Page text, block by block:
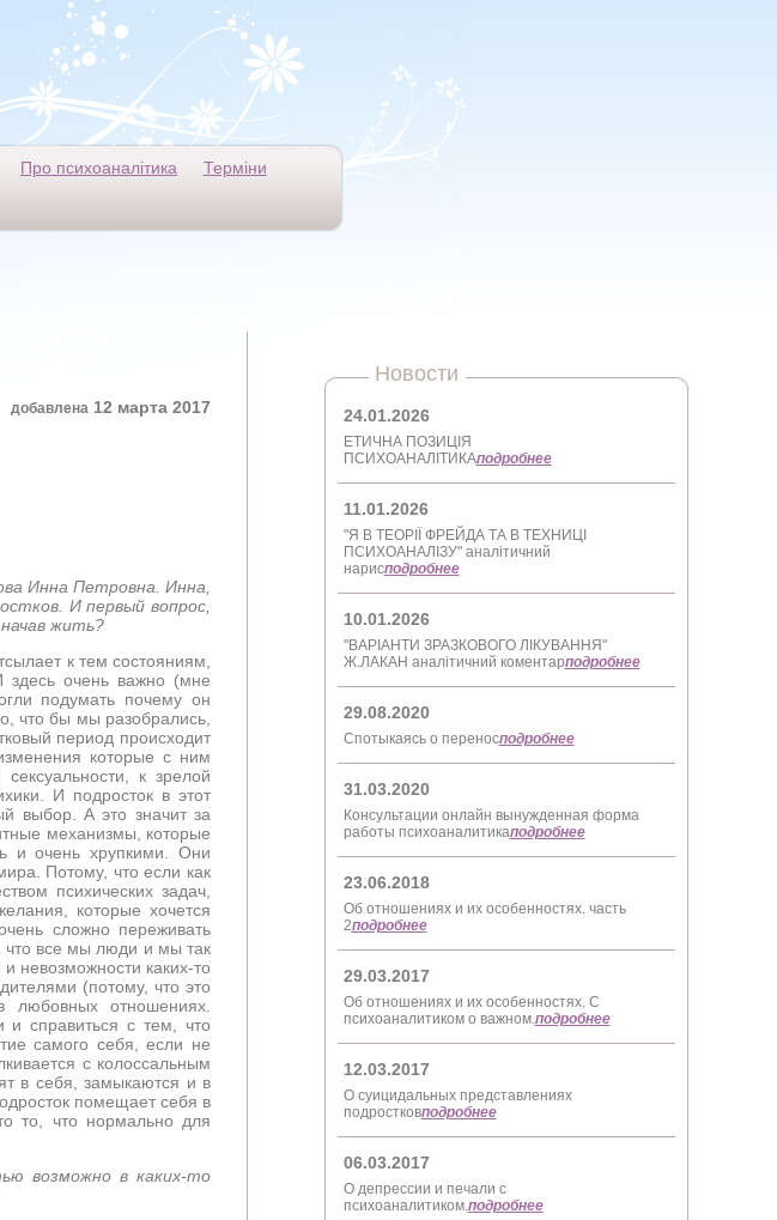
Про психоаналітика
Терміни
добавлена 12 марта 2017
Инна Петровна. Инна,
И первый вопрос,
жить?
к тем состояниям,
здесь очень важно (мне
подумать почему он
что бы мы разобрались,
период происходит
которые с ним
к зрелой
И подросток в этот
выбор. А это значит за
механизмы, которые
и очень хрупкими. Они
Потому, что если как
психических задач,
которые хочется
сложно переживать
что все мы люди и мы так
невозможности каких-то
(потому, что это
любовных отношениях.
и справиться с тем, что
самого себя, если не
с колоссальным
в себя, замыкаются и в
помещает себя в
то, что нормально для
возможно в каких-то
Новости
24.01.2026
ЕТИЧНА ПОЗИЦІЯ
ПСИХОАНАЛІТИКАподробнее
11.01.2026
"Я В ТЕОРІЇ ФРЕЙДА ТА В ТЕХНИЦІ
ПСИХОАНАЛІЗУ" аналітичний
нарисподробнее
10.01.2026
"ВАРІАНТИ ЗРАЗКОВОГО ЛІКУВАННЯ"
Ж.ЛАКАН аналітичний коментарподробнее
29.08.2020
Спотыкаясь о переносподробнее
31.03.2020
Консультации онлайн вынужденная форма
работы психоаналитикаподробнее
23.06.2018
Об отношениях и их особенностях. часть
2подробнее
29.03.2017
Об отношениях и их особенностях. С
психоаналитиком о важном.подробнее
12.03.2017
О суицидальных представлениях
подростковподробнее
06.03.2017
О депрессии и печали с
психоаналитиком.подробнее